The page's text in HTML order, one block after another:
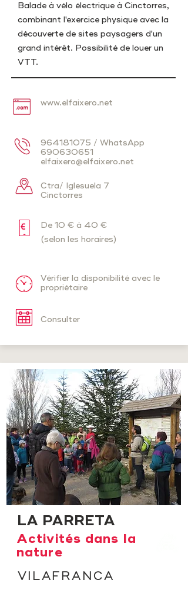
Balade à vélo électrique à Cinctorres,
combinant l'exercice physique avec la
découverte de sites paysagers d'un
grand intérêt. Possibilité de louer un
VTT.
www.elfaixero.net
964181075 / WhatsApp
690630651
elfaixero@elfaixero.net
Ctra/ Iglesuela 7
Cinctorres
De 10 € à 40 €
(selon les horaires)
Vérifier la disponibilité avec le
propriétaire
Consulter
LA PARRETA
Activités dans la
nature
VILAFRANCA